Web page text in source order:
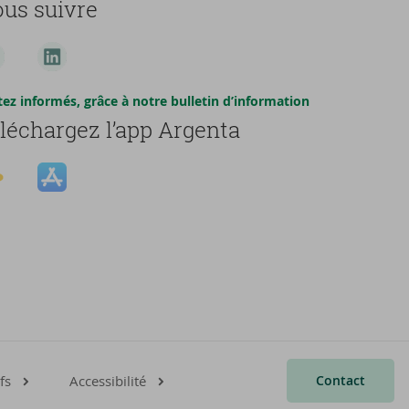
suivre
informés, grâce à notre bulletin d’information
l’app Argenta
Accessibilité Contact